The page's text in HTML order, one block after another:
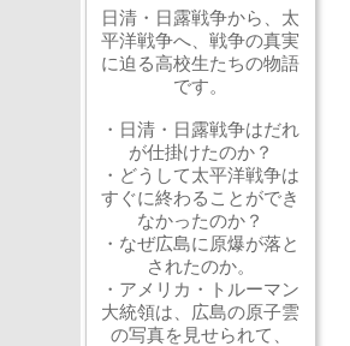
日清・日露戦争から、太
平洋戦争へ、戦争の真実
に迫る高校生たちの物語
です。
・日清・日露戦争はだれ
が仕掛けたのか？
・どうして太平洋戦争は
すぐに終わることができ
なかったのか？
・なぜ広島に原爆が落と
されたのか。
・アメリカ・トルーマン
大統領は、広島の原子雲
の写真を見せられて、